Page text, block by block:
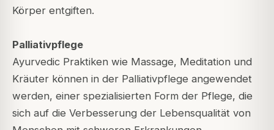
Körper entgiften.
Palliativpflege
Ayurvedic Praktiken wie Massage, Meditation und
Kräuter können in der Palliativpflege angewendet
werden, einer spezialisierten Form der Pflege, die
sich auf die Verbesserung der Lebensqualität von